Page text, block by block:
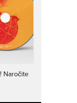
! Naročite